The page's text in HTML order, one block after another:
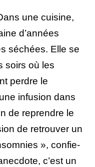
une cuisine,
d’années
séchées. Elle se
soirs où les
perdre le
infusion dans
de reprendre le
de retrouver un
», confie-
c’est un